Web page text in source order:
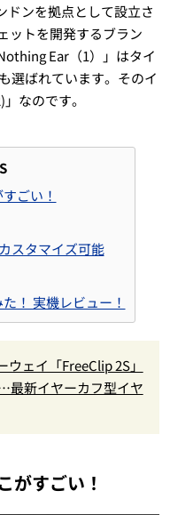
ンを拠点として設立さ
ットを開発するブラン
Ear（1）」はタイ
選ばれています。そのイ
なのです。
ごい！
スタマイズ可能
！ 実機レビュー！
ウェイ「FreeClip 2S」
最新イヤーカフ型イヤ
がすごい！